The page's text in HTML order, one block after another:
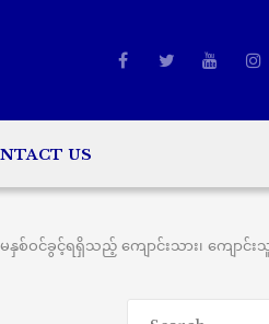
US
ခွင့်ရရှိသည့် ကျောင်းသား၊ ကျောင်းသူမ